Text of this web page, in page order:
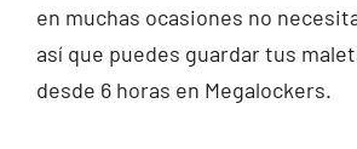
Contacto
en muchas ocasiones no
así que puedes guardar tus
desde 6 horas en Megalockers.